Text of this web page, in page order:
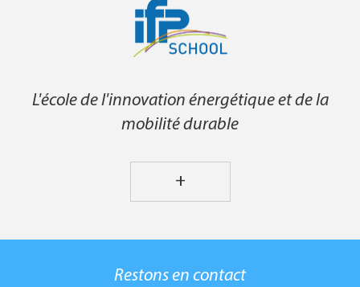
L'école de l'innovation énergétique et de la
mobilité durable
+
Restons en contact